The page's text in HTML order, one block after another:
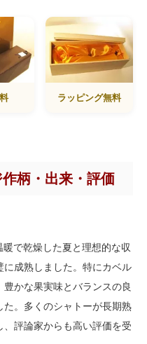
ラッピング無料
柄・出来・評価
で乾燥した夏と理想的な収
成熟しました。特にカベル
かな果実味とバランスの良
。多くのシャトーが長期熟
評論家からも高い評価を受